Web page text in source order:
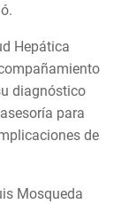
Hepática
diagnóstico
para
de
Mosqueda